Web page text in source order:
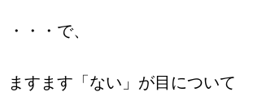
・・・で、
ますます「ない」が目について